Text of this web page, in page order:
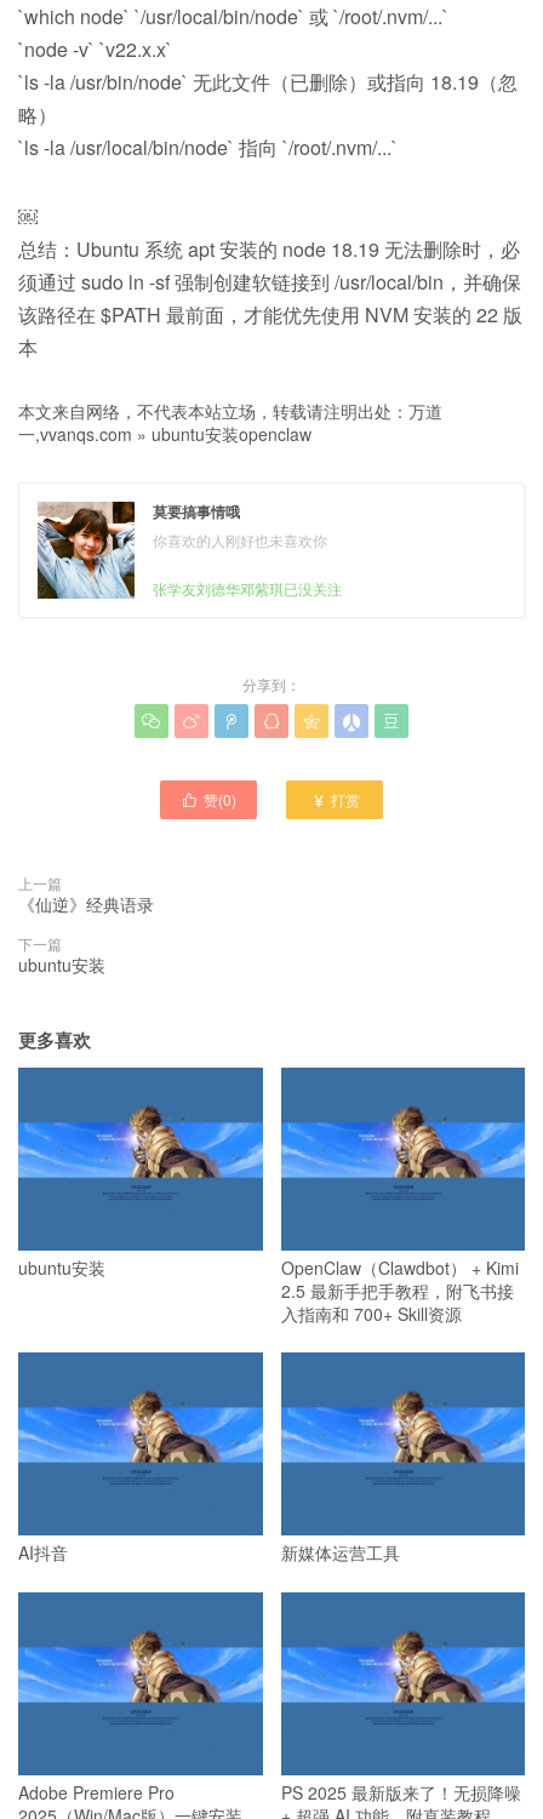
`which node` `/usr/local/bin/node` 或 `/root/.nvm/...`
`node -v` `v22.x.x`
`ls -la /usr/bin/node` 无此文件（已删除）或指向 18.19（忽
略）
`ls -la /usr/local/bin/node` 指向 `/root/.nvm/...`
￼
总结：Ubuntu 系统 apt 安装的 node 18.19 无法删除时，必
须通过 sudo ln -sf 强制创建软链接到 /usr/local/bin，并确保
该路径在 $PATH 最前面，才能优先使用 NVM 安装的 22 版
本
本文来自网络，不代表本站立场，转载请注明出处： 万道
一,vvanqs.com » ubuntu安装openclaw
莫要搞事情哦
你喜欢的人刚好也未喜欢你
张学友刘德华邓紫琪已没关注
分享到：
      
 赞(0)  打赏
上一篇
《仙逆》经典语录
下一篇
ubuntu安装
更多喜欢
ubuntu安装
OpenClaw（Clawdbot） + Kimi
2.5 最新手把手教程，附飞书接
入指南和 700+ Skill资源
AI抖音 新媒体运营工具
Adobe Premiere Pro
PS 2025 最新版来了！无损降噪